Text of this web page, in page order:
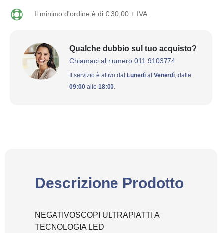
Il minimo d'ordine è di € 30,00 + IVA
Qualche dubbio sul tuo acquisto?
Chiamaci al numero 011 9103774
Il servizio è attivo dal Lunedì al Venerdì , dalle
09:00 alle 18:00
Descrizione Prodotto
NEGATIVOSCOPI ULTRAPIATTI A
TECNOLOGIA LED